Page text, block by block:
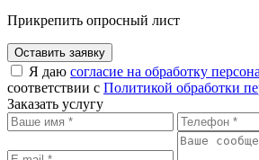
Прикрепить опросный лист
Оставить заявку
Я даю согласие на обработку
соответствии с Политикой обработки
Заказать услугу